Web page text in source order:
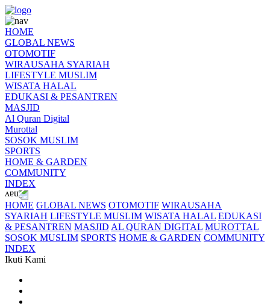
HOME
GLOBAL NEWS
OTOMOTIF
WIRAUSAHA SYARIAH
LIFESTYLE MUSLIM
WISATA HALAL
EDUKASI & PESANTREN
MASJID
Al Quran Digital
Murottal
SOSOK MUSLIM
SPORTS
HOME & GARDEN
COMMUNITY
INDEX
HOME GLOBAL NEWS OTOMOTIF WIRAUSAHA
SYARIAH LIFESTYLE MUSLIM WISATA HALAL EDUKASI
& PESANTREN MASJID AL QURAN DIGITAL MUROTTAL
SOSOK MUSLIM SPORTS HOME & GARDEN COMMUNITY
INDEX
Ikuti Kami